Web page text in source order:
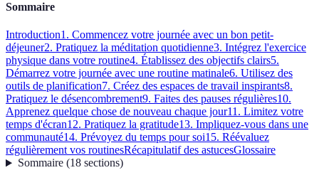
Sommaire
Introduction1. Commencez votre journée avec un bon petit-
déjeuner2. Pratiquez la méditation quotidienne3. Intégrez l'exercice
physique dans votre routine4. Établissez des objectifs clairs5.
Démarrez votre journée avec une routine matinale6. Utilisez des
outils de planification7. Créez des espaces de travail inspirants8.
Pratiquez le désencombrement9. Faites des pauses régulières10.
Apprenez quelque chose de nouveau chaque jour11. Limitez votre
temps d'écran12. Pratiquez la gratitude13. Impliquez-vous dans une
communauté14. Prévoyez du temps pour soi15. Réévaluez
régulièrement vos routinesRécapitulatif des astucesGlossaire
Sommaire(18 sections)